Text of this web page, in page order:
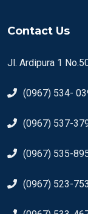
Contact Us
Jl. Ardipura 1
(0967) 534-
(0967) 537-
(0967) 535-
(0967) 523-